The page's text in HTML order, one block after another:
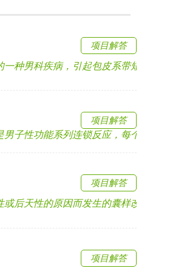
种男科疾病，引起包皮系带短的原因可.....
项目解答
子性功能系列连锁反应，每个环节也有.....
项目解答
后天性的原因而发生的囊样改变。先.....
项目解答
项目解答